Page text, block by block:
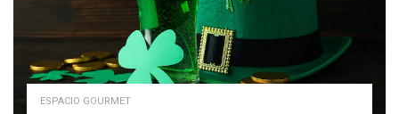
ESPACIO GOURMET